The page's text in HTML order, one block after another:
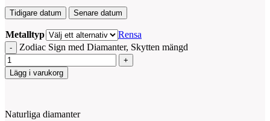
Tidigare datum Senare datum
Metalltyp
Rensa
Zodiac Sign med Diamanter, Skytten mängd
Lägg i varukorg
Naturliga diamanter